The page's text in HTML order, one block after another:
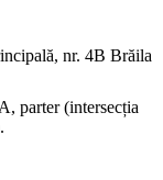
nr. 4B Brăila
parter (intersecția